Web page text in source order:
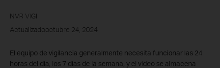
NVR VIGI
Actualizadooctubre 24, 2024
El equipo de vigilancia generalmente necesita funcionar las 24
horas del día, los 7 días de la semana, y el video se almacena